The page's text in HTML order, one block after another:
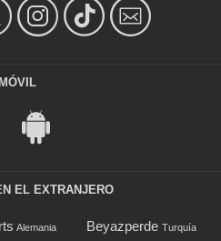
MÓVIL
EL EXTRANJERO
Alemania Beyazperde Turquía